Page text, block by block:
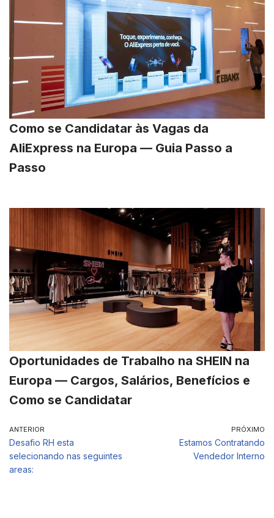
Como se Candidatar às Vagas da
AliExpress na Europa — Guia Passo a
Passo
Oportunidades de Trabalho na SHEIN na
Europa — Cargos, Salários, Benefícios e
Como se Candidatar
ANTERIOR
Desafio RH esta
selecionando nas seguintes
areas:
PRÓXIMO
Estamos Contratando
Vendedor Interno